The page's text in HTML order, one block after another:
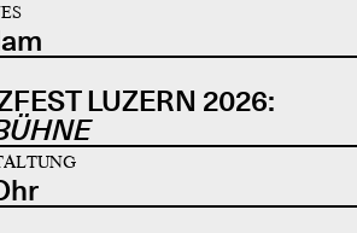
LUZERN 2026: